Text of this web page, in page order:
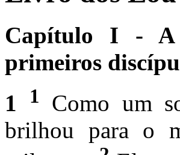
Capítulo I - A
primeiros
1
1
Como um
brilhou para o